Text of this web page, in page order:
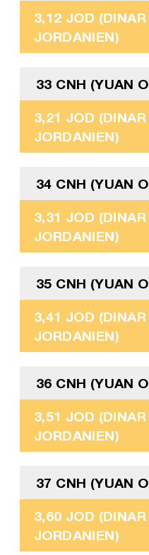
3,12 JOD (DINAR
JORDANIEN)
33 CNH (YUAN
3,21 JOD (DINAR
JORDANIEN)
34 CNH (YUAN
3,31 JOD (DINAR
JORDANIEN)
35 CNH (YUAN
3,41 JOD (DINAR
JORDANIEN)
36 CNH (YUAN
3,51 JOD (DINAR
JORDANIEN)
37 CNH (YUAN
3,60 JOD (DINAR
JORDANIEN)